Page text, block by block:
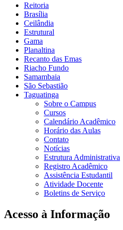
Reitoria
Brasília
Ceilândia
Estrutural
Gama
Planaltina
Recanto das Emas
Riacho Fundo
Samambaia
São Sebastião
Taguatinga
Sobre o Campus
Cursos
Calendário Acadêmico
Horário das Aulas
Contato
Notícias
Estrutura Administrativa
Registro Acadêmico
Assistência Estudantil
Atividade Docente
Boletins de Serviço
Acesso à Informação